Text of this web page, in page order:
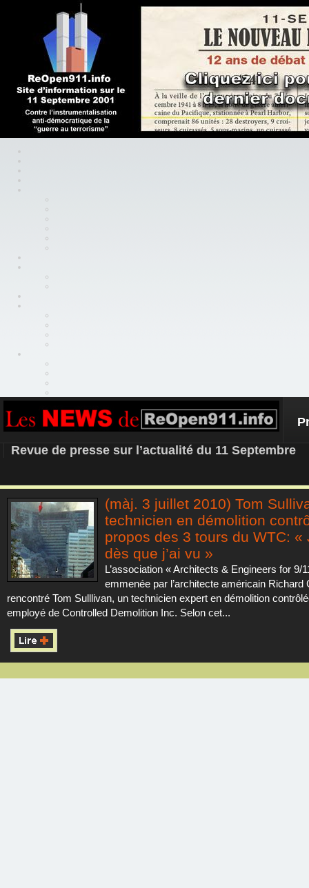
REOPEN911 – NEWS
Revue de presse sur l’actualité du 11 Septembre
(màj. 3 juillet 2010) Tom
technicien en démolition
propos des 3 tours du WTC: «
dès que j’ai vu »
L’association « Architects & Engineers for 9/
emmenée par l’architecte américain Richard
rencontré Tom Sulllivan, un technicien expert en démolition
employé de Controlled Demolition Inc. Selon cet...